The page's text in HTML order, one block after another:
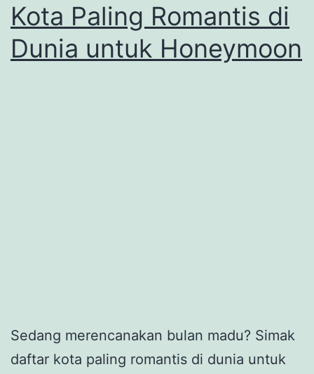
Kota Paling Romantis di
Dunia untuk Honeymoon
Sedang merencanakan bulan madu? Simak
daftar kota paling romantis di dunia untuk